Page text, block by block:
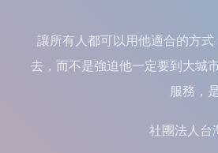
讓所有人都可以用他適合的方
去，而不是強迫他一定要到大城
服務，
社團法人台